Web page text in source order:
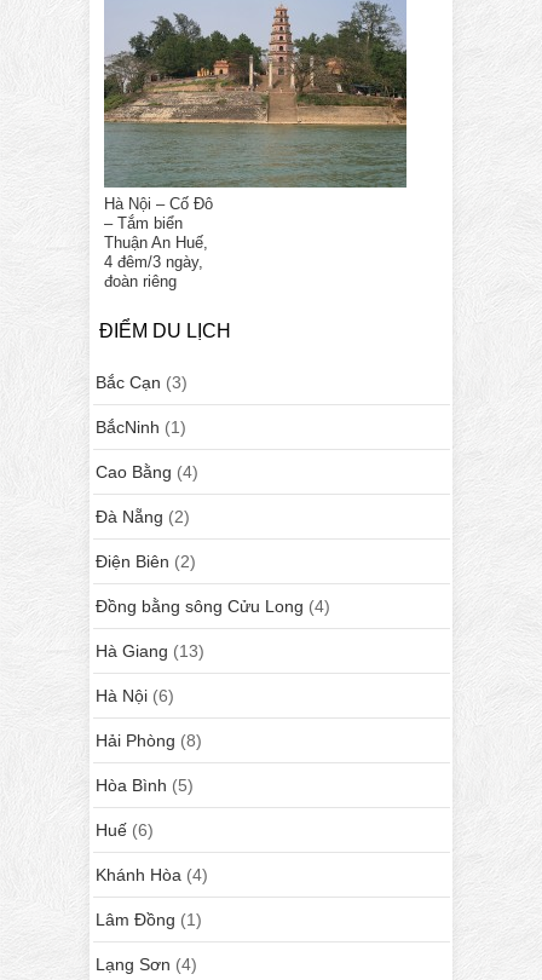
Hà Nội – Cố Đô
– Tắm biển
Thuận An Huế,
4 đêm/3 ngày,
đoàn riêng
ĐIỂM DU LỊCH
Bắc Cạn (3)
BắcNinh (1)
Cao Bằng (4)
Đà Nẵng (2)
Điện Biên (2)
Đồng bằng sông Cửu Long (4)
Hà Giang (13)
Hà Nội (6)
Hải Phòng (8)
Hòa Bình (5)
Huế (6)
Khánh Hòa (4)
Lâm Đồng (1)
Lạng Sơn (4)